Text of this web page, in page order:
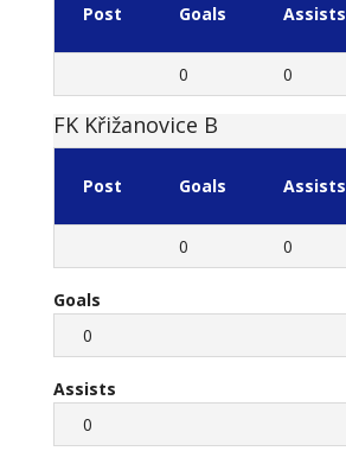
Post Goals Assists
0 0
FK Křižanovice B
Post Goals Assists
0 0
Goals
0
Assists
0